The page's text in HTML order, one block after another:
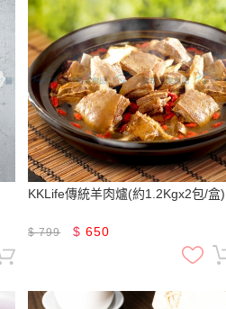
KKLife傳統羊肉爐(約1.2Kgx2包/盒)
$799 $650